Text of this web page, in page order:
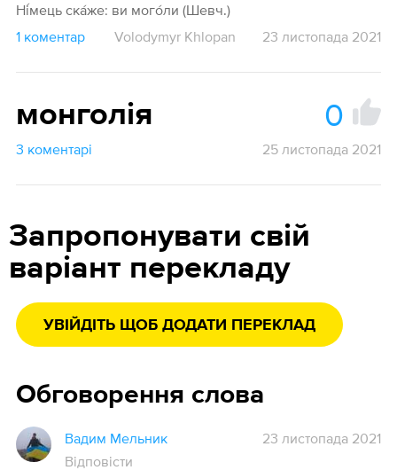
Ні́мець ска́же: ви мого́ли (Шевч.)
1 коментар
Volodymyr Khlopan 23 листопада 2021
монголія 0
3 коментарі 25 листопада 2021
Запропонувати свій
варіант перекладу
УВІЙДІТЬ ЩОБ ДОДАТИ ПЕРЕКЛАД
Обговорення слова
Вадим Мельник
23 листопада 2021
Відповісти